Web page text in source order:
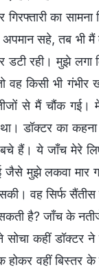
का
अपमान सहे, तब भी
डटी रही। मुझे लगा
वह किसी भी
से मैं चौंक गई।
डॉक्टर का
हैं। ये जाँच मेरे
जैसे मुझे लकवा मार
वह सिर्फ
सकती है? जाँच के
कहीं डॉक्टर
होकर वहीं बिस्तर